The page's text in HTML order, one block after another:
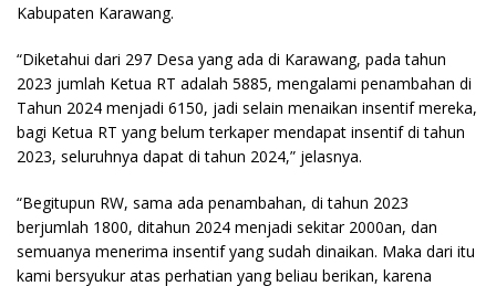
Kabupaten Karawang.
“Diketahui dari 297 Desa yang ada di Karawang, pada tahun
2023 jumlah Ketua RT adalah 5885, mengalami penambahan di
Tahun 2024 menjadi 6150, jadi selain menaikan insentif mereka,
bagi Ketua RT yang belum terkaper mendapat insentif di tahun
2023, seluruhnya dapat di tahun 2024,” jelasnya.
“Begitupun RW, sama ada penambahan, di tahun 2023
berjumlah 1800, ditahun 2024 menjadi sekitar 2000an, dan
semuanya menerima insentif yang sudah dinaikan. Maka dari itu
kami bersyukur atas perhatian yang beliau berikan, karena